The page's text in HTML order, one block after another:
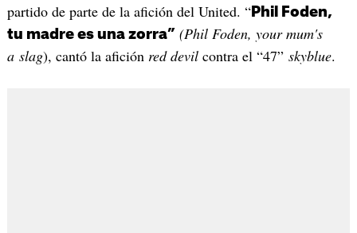
partido de parte de la afición del United. “Phil Foden,
tu madre es una zorra” (Phil Foden, your mum's
a slag), cantó la afición red devilcontra el “47” skyblue.